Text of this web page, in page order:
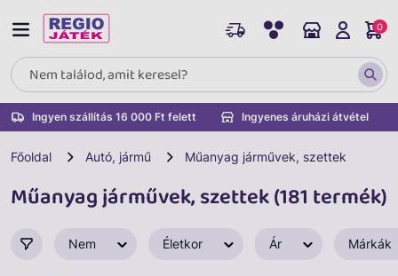
Ingyen szállítás 16 000 Ft felett Ingyenes áruházi átvétel
0
Főoldal Autó, jármű Műanyag járművek, szettek
Műanyag járművek, szettek (181 termék)
Nem Életkor Ár Márkák